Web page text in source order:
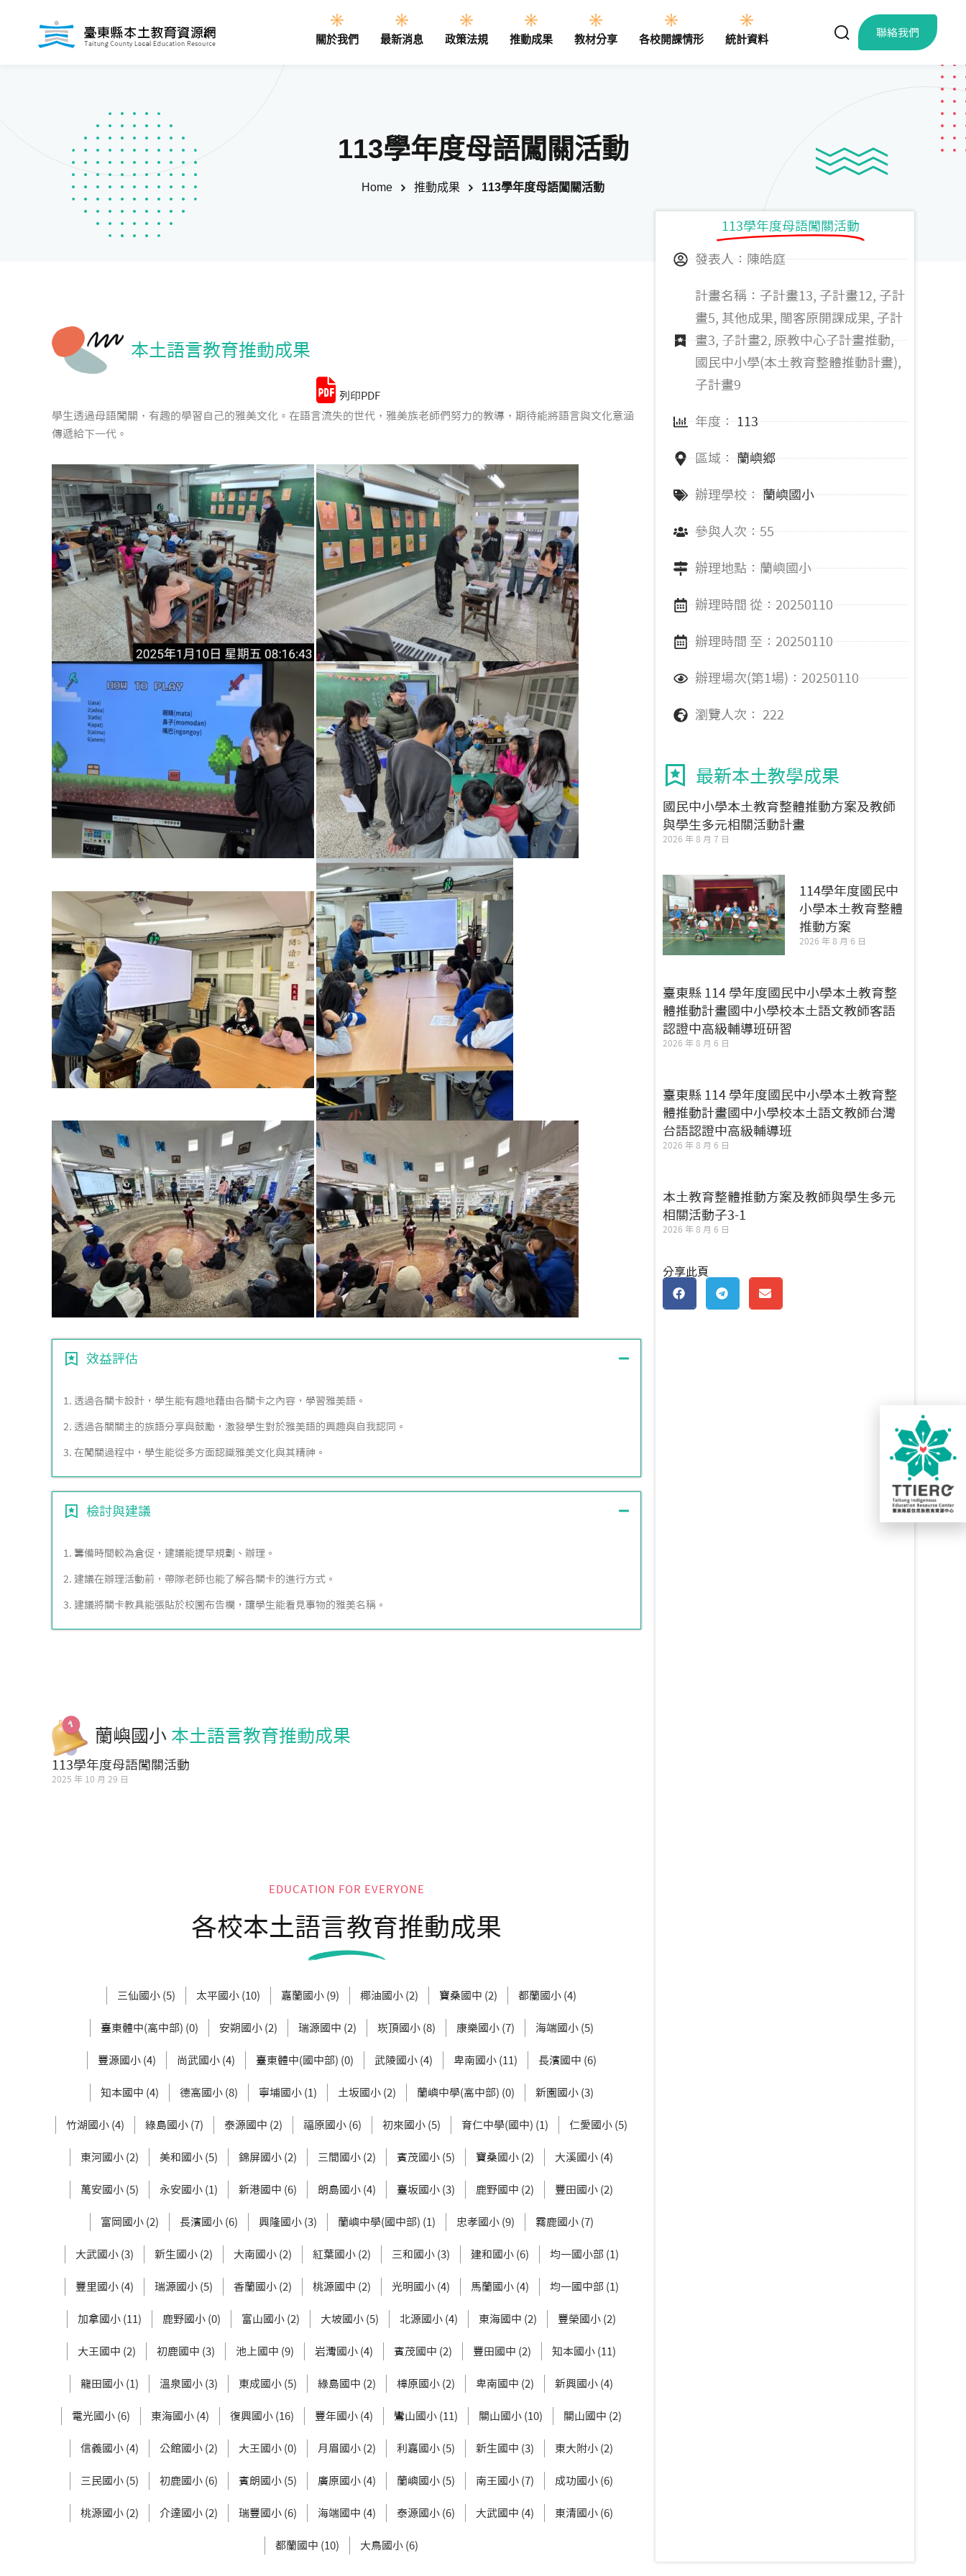
關於我們 最新消息 政策法規 推動成果 教材分享 各校開課情形 統計資料 聯絡我們
113學年度母語闖關活動
Home 推動成果 113學年度母語闖關活動
本土語言教育推動成果
列印PDF
學生透過母語闖關，有趣的學習自己的雅美文化。在語言流失的世代，雅美族老師們努力的教導，期待能將語言與文化意涵
傳遞給下一代。
效益評估
1. 透過各關卡設計，學生能有趣地藉由各關卡之內容，學習雅美語。
2. 透過各關關主的族語分享與鼓勵，激發學生對於雅美語的興趣與自我認同。
3. 在闖關過程中，學生能從多方面認識雅美文化與其精神。
檢討與建議
1. 籌備時間較為倉促，建議能提早規劃、辦理。
2. 建議在辦理活動前，帶隊老師也能了解各關卡的進行方式。
3. 建議將關卡教具能張貼於校園布告欄，讓學生能看見事物的雅美名稱。
蘭嶼國小 本土語言教育推動成果
113學年度母語闖關活動
2025 年 10 月 29 日
EDUCATION FOR EVERYONE
各校本土語言教育推動成果
三仙國小 (5) 太平國小 (10) 嘉蘭國小 (9) 椰油國小 (2) 寶桑國中 (2) 都蘭國小 (4)
臺東體中(高中部) (0) 安朔國小 (2) 瑞源國中 (2) 崁頂國小 (8) 康樂國小 (7) 海端國小 (5)
豐源國小 (4) 尚武國小 (4) 臺東體中(國中部) (0) 武陵國小 (4) 卑南國小 (11) 長濱國中 (6)
知本國中 (4) 德高國小 (8) 寧埔國小 (1) 土坂國小 (2) 蘭嶼中學(高中部) (0) 新園國小 (3)
竹湖國小 (4) 綠島國小 (7) 泰源國中 (2) 福原國小 (6) 初來國小 (5) 育仁中學(國中) (1) 仁愛國小 (5)
東河國小 (2) 美和國小 (5) 錦屏國小 (2) 三間國小 (2) 賓茂國小 (5) 寶桑國小 (2) 大溪國小 (4)
萬安國小 (5) 永安國小 (1) 新港國中 (6) 朗島國小 (4) 臺坂國小 (3) 鹿野國中 (2) 豐田國小 (2)
富岡國小 (2) 長濱國小 (6) 興隆國小 (3) 蘭嶼中學(國中部) (1) 忠孝國小 (9) 霧鹿國小 (7)
大武國小 (3) 新生國小 (2) 大南國小 (2) 紅葉國小 (2) 三和國小 (3) 建和國小 (6) 均一國小部 (1)
豐里國小 (4) 瑞源國小 (5) 香蘭國小 (2) 桃源國中 (2) 光明國小 (4) 馬蘭國小 (4) 均一國中部 (1)
加拿國小 (11) 鹿野國小 (0) 富山國小 (2) 大坡國小 (5) 北源國小 (4) 東海國中 (2) 豐榮國小 (2)
大王國中 (2) 初鹿國中 (3) 池上國中 (9) 岩灣國小 (4) 賓茂國中 (2) 豐田國中 (2) 知本國小 (11)
龍田國小 (1) 溫泉國小 (3) 東成國小 (5) 綠島國中 (2) 樟原國小 (2) 卑南國中 (2) 新興國小 (4)
電光國小 (6) 東海國小 (4) 復興國小 (16) 豐年國小 (4) 鸞山國小 (11) 關山國小 (10) 關山國中 (2)
信義國小 (4) 公館國小 (2) 大王國小 (0) 月眉國小 (2) 利嘉國小 (5) 新生國中 (3) 東大附小 (2)
三民國小 (5) 初鹿國小 (6) 賓朗國小 (5) 廣原國小 (4) 蘭嶼國小 (5) 南王國小 (7) 成功國小 (6)
桃源國小 (2) 介達國小 (2) 瑞豐國小 (6) 海端國中 (4) 泰源國小 (6) 大武國中 (4) 東清國小 (6)
都蘭國中 (10) 大鳥國小 (6)
113學年度母語闖關活動
發表人：陳皓庭
計畫名稱：子計畫13, 子計畫12, 子計
畫5, 其他成果, 閩客原開課成果, 子計
畫3, 子計畫2, 原教中心子計畫推動,
國民中小學(本土教育整體推動計畫),
子計畫9
年度： 113
區域： 蘭嶼鄉
辦理學校： 蘭嶼國小
參與人次：55
辦理地點：蘭嶼國小
辦理時間 從：20250110
辦理時間 至：20250110
辦理場次(第1場)：20250110
瀏覽人次： 222
最新本土教學成果
國民中小學本土教育整體推動方案及教師
與學生多元相關活動計畫
2026 年 8 月 7 日
114學年度國民中
小學本土教育整體
推動方案
2026 年 8 月 6 日
臺東縣 114 學年度國民中小學本土教育整
體推動計畫國中小學校本土語文教師客語
認證中高級輔導班研習
2026 年 8 月 6 日
臺東縣 114 學年度國民中小學本土教育整
體推動計畫國中小學校本土語文教師台灣
台語認證中高級輔導班
2026 年 8 月 6 日
本土教育整體推動方案及教師與學生多元
相關活動子3-1
2026 年 8 月 6 日
分享此頁
Sign in